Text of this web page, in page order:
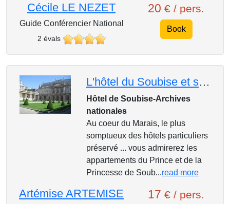
Cécile LE NEZET
Guide Conférencier National
2 évals
20 € / pers.
Book
L'hôtel du Soubise et ses salons Rocaille
Hôtel de Soubise-Archives
nationales
Au coeur du Marais, le plus
somptueux des hôtels particuliers
préservé ... vous admirerez les
appartements du Prince et de la
Princesse de Soub...read more
Artémise ARTEMISE 17 € / pers.